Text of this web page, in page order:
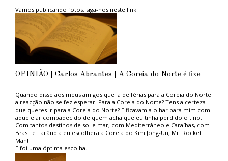
Vamos publicando fotos, siga-nos neste link
OPINIÃO | Carlos Abrantes | A Coreia do Norte é fixe
Quando disse aos meus amigos que ia de férias para a Coreia do Norte
a reacção não se fez esperar. Para a Coreia do Norte? Tens a certeza
que queres ir para a Coreia do Norte? E ficavam a olhar para mim com
aquele ar compadecido de quem acha que eu tinha perdido o tino.
Com tantos destinos de sol e mar, com Mediterrâneo e Caraíbas, com
Brasil e Tailândia eu escolhera a Coreia do Kim Jong-Un, Mr. Rocket
Man!
E foi uma óptima escolha.
Aconselho aos ambientalistas do PAN, tão na moda, e aos amantes das